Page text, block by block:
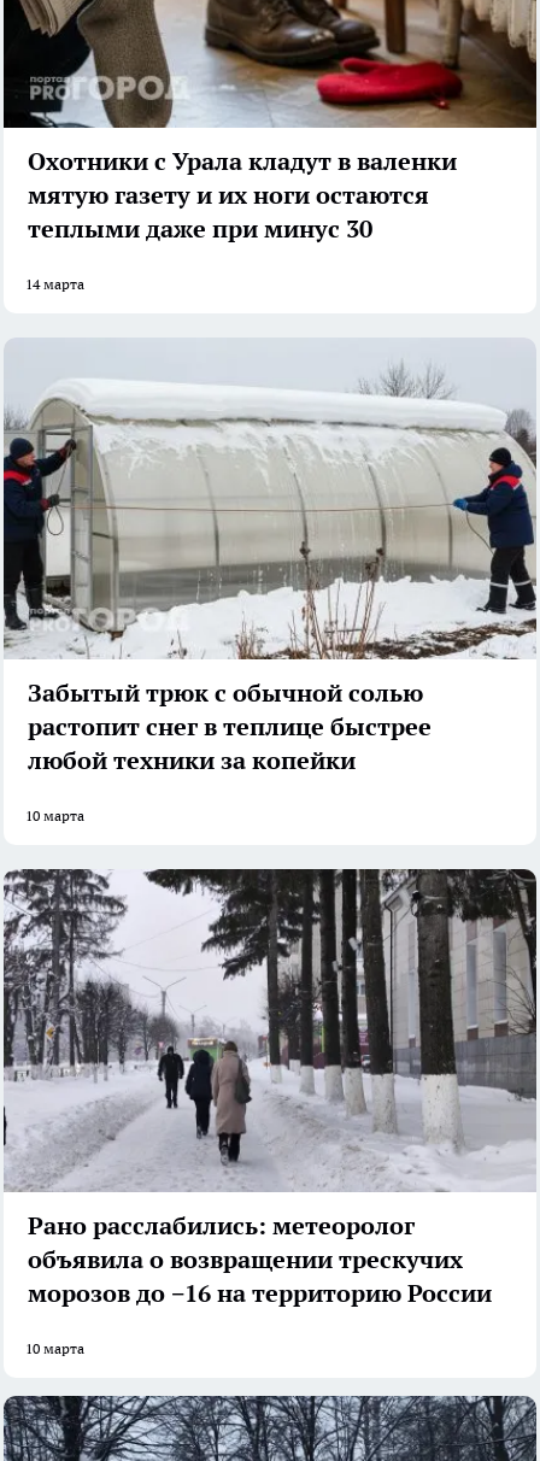
Охотники с Урала кладут в валенки
мятую газету и их ноги остаются
теплыми даже при минус 30
14 марта
Забытый трюк с обычной солью
растопит снег в теплице быстрее
любой техники за копейки
10 марта
Рано расслабились: метеоролог
объявила о возвращении трескучих
морозов до −16 на территорию России
10 марта